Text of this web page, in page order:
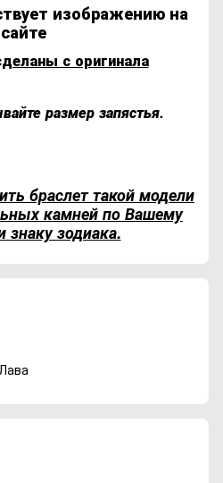
изображению на
сайте
с оригинала
размер запястья.
браслет такой модели
камней по Вашему
знаку зодиака.